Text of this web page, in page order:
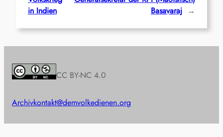
in Indien
Basavaraj →
CC BY-NC 4.0
Archivkontakt@demvolkedienen.org